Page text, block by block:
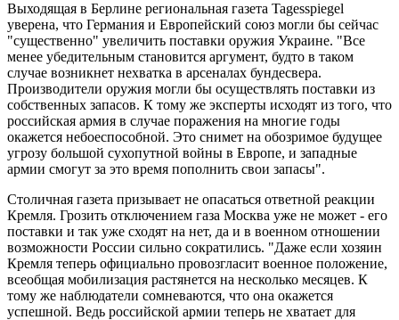
Выходящая в Берлине региональная газета Tagesspiegel
уверена, что Германия и Европейский союз могли бы сейчас
"существенно" увеличить поставки оружия Украине. "Все
менее убедительным становится аргумент, будто в таком
случае возникнет нехватка в арсеналах бундесвера.
Производители оружия могли бы осуществлять поставки из
собственных запасов. К тому же эксперты исходят из того, что
российская армия в случае поражения на многие годы
окажется небоеспособной. Это снимет на обозримое будущее
угрозу большой сухопутной войны в Европе, и западные
армии смогут за это время пополнить свои запасы".
Столичная газета призывает не опасаться ответной реакции
Кремля. Грозить отключением газа Москва уже не может - его
поставки и так уже сходят на нет, да и в военном отношении
возможности России сильно сократились. "Даже если хозяин
Кремля теперь официально провозгласит военное положение,
всеобщая мобилизация растянется на несколько месяцев. К
тому же наблюдатели сомневаются, что она окажется
успешной. Ведь российской армии теперь не хватает для